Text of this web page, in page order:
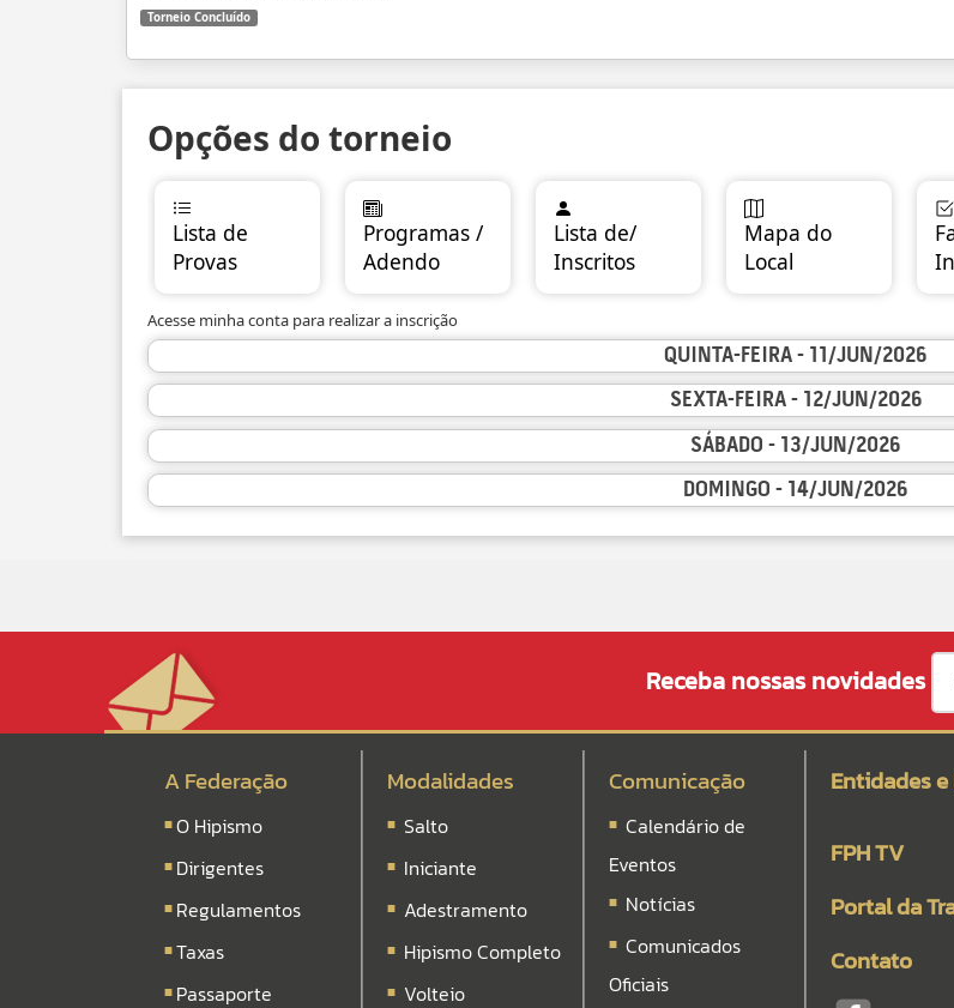
Torneio Concluído
Opções do torneio
Lista de
Provas
Programas /
Adendo
Lista de/
Inscritos
Mapa do
Local
Acesse minha conta para realizar a inscrição
QUINTA-FEIRA - 11/JUN/2026
SEXTA-FEIRA - 12/JUN/2026
SÁBADO - 13/JUN/2026
DOMINGO - 14/JUN/2026
Receba nossas novidades
A Federação
O Hipismo
Dirigentes
Regulamentos
Taxas
Passaporte
Modalidades
Salto
Iniciante
Adestramento
Hipismo Completo
Volteio
Comunicação
Calendário de
Eventos
Notícias
Comunicados
Oficiais
Entidades
FPH TV
Portal da
Contato